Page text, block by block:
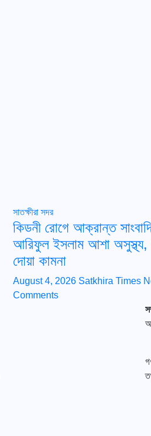
সাতক্ষীরা সদর
কিডনী রোগে আক্রান্ত
আরিফুল ইসলাম আশা অসুস্থ্য,
দোয়া কামনা
August 4, 2026 Satkhira Times
Comments